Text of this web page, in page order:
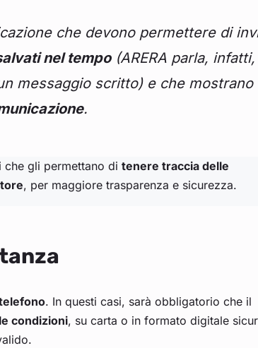
che devono permettere di
nel tempo(ARERA parla,
messaggio scritto) e che mostrano
.
che gli permettano di tenere traccia delle
, per maggiore trasparenza e sicurezza.
. In questi casi, sarà obbligatorio che il
condizioni, su carta o in formato digitale